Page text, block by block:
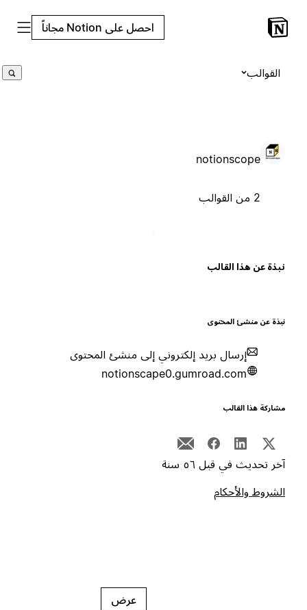
احصل على Notion مجاناً
القوالب
notionscope
عن هذا القالب
عن منشئ المحتوى
إرسال بريد إلكتروني إلى منشئ المحتوى
notionscape0.gumroad.com
هذا القالب
تحديث في قبل ٥٦ سنة
والأحكام
عرض